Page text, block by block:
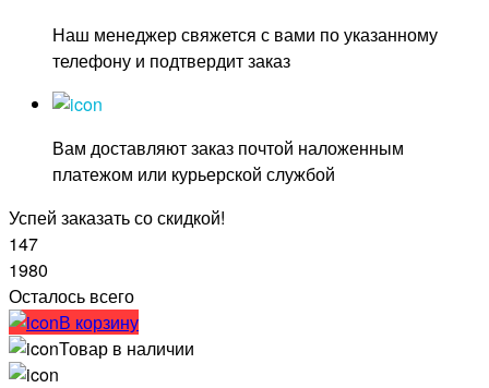
Наш менеджер свяжется с вами по указанному
телефону и подтвердит заказ
Вам доставляют заказ почтой наложенным
платежом или курьерской службой
Успей заказать со скидкой!
147
1980
Осталось всего
В корзину
Товар в наличии